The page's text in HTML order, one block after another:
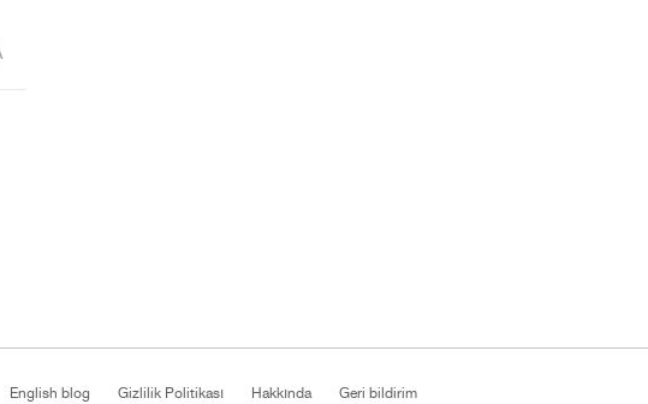
English blog Gizlilik Politikası Hakkında Geri bildirim